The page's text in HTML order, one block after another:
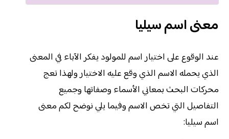
معنى اسم سيليا
عند الوقوع على اختيار اسم للمولود يفكر الآباء في المعنى
الذي يحمله الاسم الذي وقع عليه الاختيار ولهذا تعج
محركات البحث بمعاني الأسماء وصفاتها وجميع
التفاصيل التي تخص الاسم وفيما يلي نوضح لكم معنى
اسم سيليا: